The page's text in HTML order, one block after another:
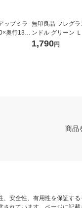
ップミラ
奥行130×
ト NK-24
無印良品 フレグラ
ンドル グリーン
1,790円
商品
安全性、有用性を保証する